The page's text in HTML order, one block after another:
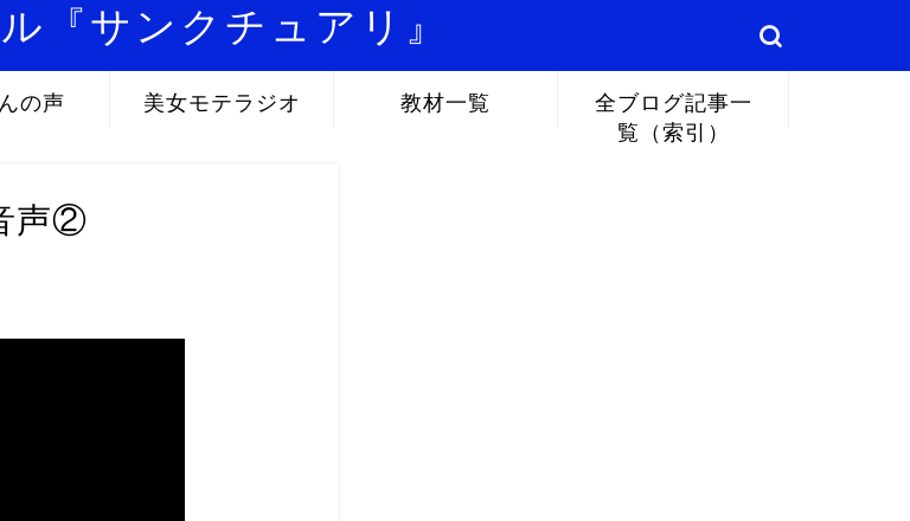
『サンクチュアリ』
の声 美女モテラジオ 教材一覧
全ブログ記事一
覧（索引）
声②